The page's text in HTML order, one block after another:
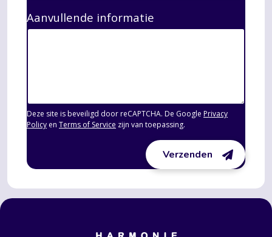
Aanvullende informatie
Deze site is beveiligd door reCAPTCHA. De Google Privacy
Policy en Terms of Service zijn van toepassing.
Verzenden